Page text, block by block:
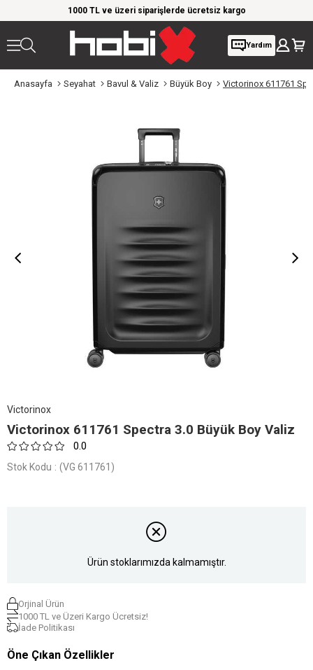
1000 TL ve üzeri siparişlerde ücretsiz kargo
Yardım
Anasayfa Seyahat Bavul & Valiz Büyük Boy Victorinox 611761
Victorinox
Victorinox 611761 Spectra 3.0 Büyük Boy Valiz
0.0
Stok Kodu (VG 611761)
Ürün stoklarımızda kalmamıştır.
Orjinal Ürün
1000 TL ve Üzeri Kargo Ücretsiz!
İade Politikası
Öne Çıkan Özellikler